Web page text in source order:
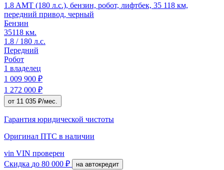
1.8 AMT (180 л.с.), бензин, робот, лифтбек, 35 118 км,
передний привод, черный
Бензин
35118 км.
1.8 / 180 л.с.
Передний
Робот
1 владелец
1 009 900 ₽
1 272 000 ₽
от 11 035 ₽/мес.
Гарантия юридической чистоты
Оригинал ПТС в наличии
vin VIN проверен
Скидка до 80 000 ₽ на автокредит